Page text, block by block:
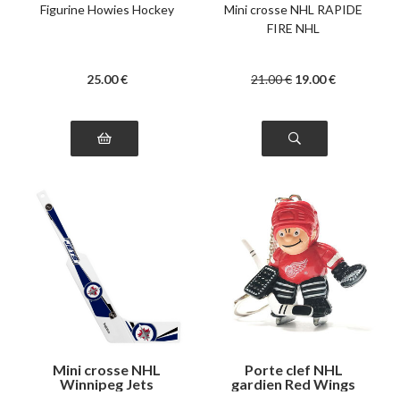
Figurine Howies Hockey
25.00 €
Mini crosse NHL RAPIDE
FIRE NHL
21.00€ 19.00€
Mini crosse NHL
Winnipeg Jets
Porte clef NHL
gardien Red Wings